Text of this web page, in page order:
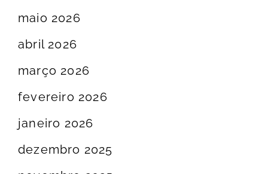
maio 2026
abril 2026
março 2026
fevereiro 2026
janeiro 2026
dezembro 2025